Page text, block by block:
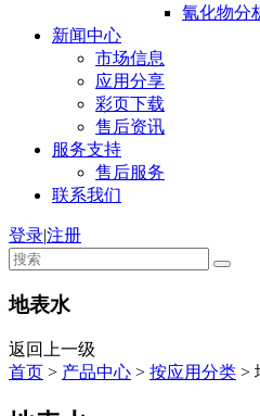
氰化物分
新闻中心
市场信息
应用分享
彩页下载
售后资讯
服务支持
售后服务
联系我们
登录|注册
地表水
返回上一级
首页 > 产品中心 > 按应用分类 >